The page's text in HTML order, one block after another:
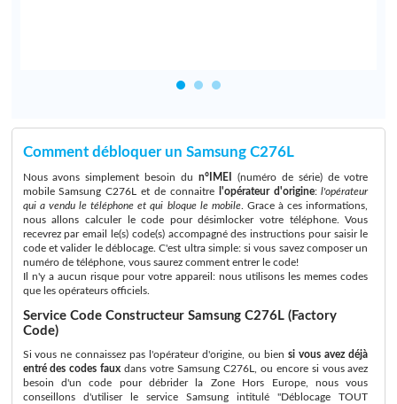
Comment débloquer un Samsung C276L
Nous avons simplement besoin du n°IMEI
(numéro de série) de votre
mobile Samsung C276L et de connaitre
l'opérateur d'origine:l'opérateur
qui a vendu le téléphone et qui bloque le mobile. Grace à ces informations,
nous allons calculer le code pour désimlocker votre téléphone. Vous
recevrez par email le(s) code(s) accompagné des instructions pour saisir le
code et valider le déblocage. C'est ultra simple: si vous savez composer un
numéro de téléphone, vous saurez comment entrer le code!
Il n'y a aucun risque pour votre appareil: nous utilisons les memes codes
que les opérateurs officiels.
Service Code Constructeur Samsung C276L (Factory
Code)
Si vous ne connaissez pas l'opérateur d'origine, ou bien si vous avez déjà
entré des codes faux dans votre Samsung C276L, ou encore si vous avez
besoin d'un code pour débrider la Zone Hors Europe, nous vous
conseillons d'utiliser le service Samsung intitulé "Déblocage TOUT